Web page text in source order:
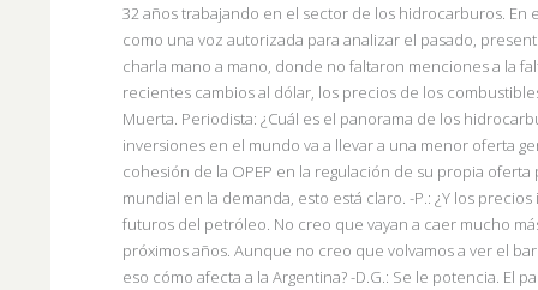
32 años trabajando en el sector de los hidrocarburos.
como una voz autorizada para analizar el pasado,
charla mano a mano, donde no faltaron menciones a la
recientes cambios al dólar, los precios de los
Muerta. Periodista: ¿Cuál es el panorama de los
inversiones en el mundo va a llevar a una menor oferta
cohesión de la OPEP en la regulación de su propia
mundial en la demanda, esto está claro. -P.: ¿Y los
futuros del petróleo. No creo que vayan a caer mucho
próximos años. Aunque no creo que volvamos a ver el
eso cómo afecta a la Argentina? -D.G.: Se le potencia.